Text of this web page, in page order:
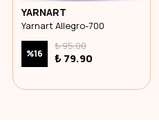
YARNART
Yarnart Allegro-700
%16
₺ 95.00
₺ 79.90